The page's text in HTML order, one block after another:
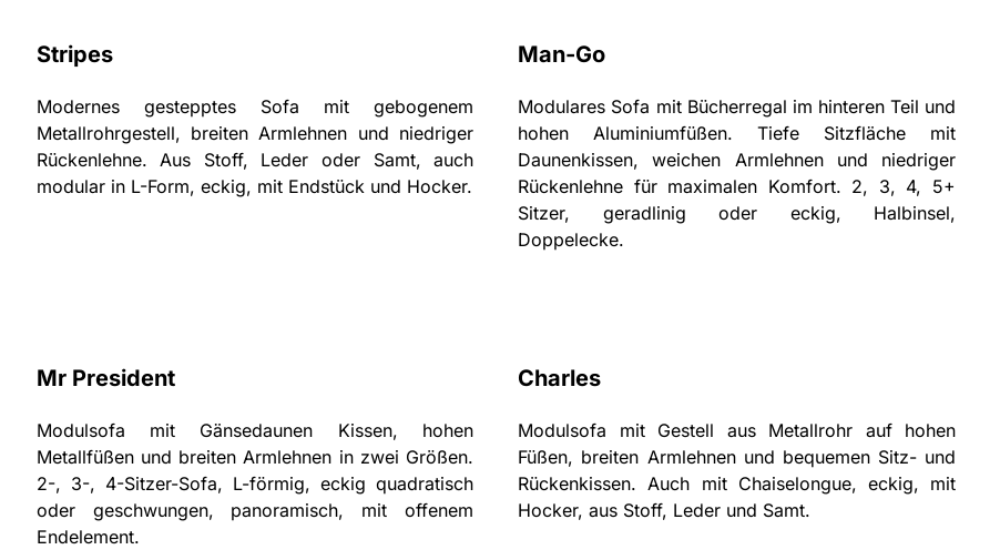
Stripes
Modernes gestepptes Sofa mit gebogenem
Metallrohrgestell, breiten Armlehnen und niedriger
Rückenlehne. Aus Stoff, Leder oder Samt, auch
modular in L-Form, eckig, mit Endstück und Hocker.
Man-Go
Modulares Sofa mit Bücherregal im hinteren Teil und
hohen Aluminiumfüßen. Tiefe Sitzfläche mit
Daunenkissen, weichen Armlehnen und niedriger
Rückenlehne für maximalen Komfort. 2, 3, 4, 5+
Sitzer, geradlinig oder eckig, Halbinsel,
Doppelecke.
Mr President
Modulsofa mit Gänsedaunen Kissen, hohen
Metallfüßen und breiten Armlehnen in zwei Größen.
2-, 3-, 4-Sitzer-Sofa, L-förmig, eckig quadratisch
oder geschwungen, panoramisch, mit offenem
Endelement.
Charles
Modulsofa mit Gestell aus Metallrohr auf hohen
Füßen, breiten Armlehnen und bequemen Sitz- und
Rückenkissen. Auch mit Chaiselongue, eckig, mit
Hocker, aus Stoff, Leder und Samt.